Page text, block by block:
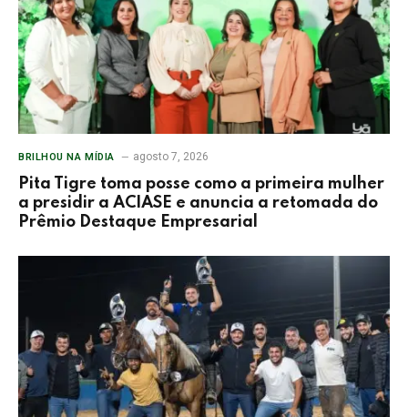
BRILHOU NA MÍDIA agosto 7, 2026
Pita Tigre toma posse como a primeira mulher
a presidir a ACIASE e anuncia a retomada do
Prêmio Destaque Empresarial